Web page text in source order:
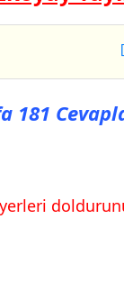
Ekoyay